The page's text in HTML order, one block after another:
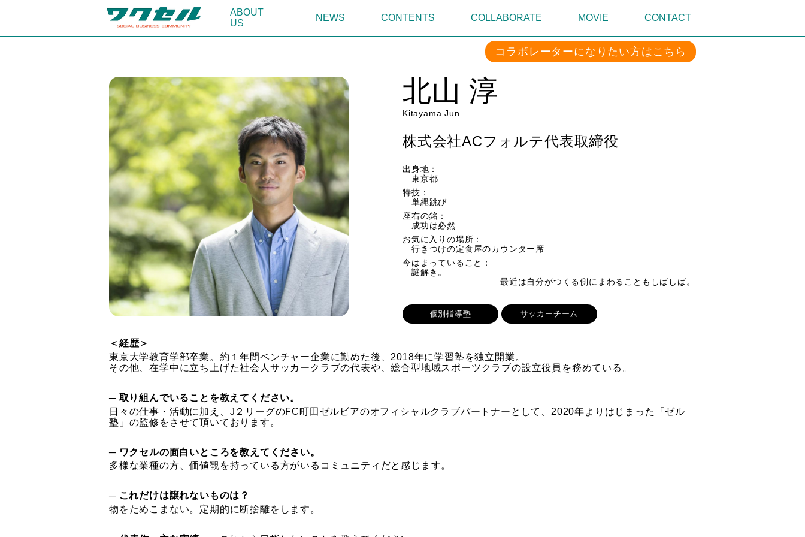
ABOUT
US
NEWS CONTENTS COLLABORATE MOVIE CONTACT
コラボレーターになりたい方はこちら
北山 淳
Kitayama Jun
株式会社ACフォルテ代表取締役
出身地：
東京都
特技：
単縄跳び
座右の銘：
成功は必然
お気に入りの場所：
行きつけの定食屋のカウンター席
今はまっていること：
謎解き。
最近は自分がつくる側にまわることもしばしば。
個別指導塾 サッカーチーム
＜経歴＞
東京大学教育学部卒業。約１年間ベンチャー企業に勤めた後、2018年に学習塾を独立開業。
その他、在学中に立ち上げた社会人サッカークラブの代表や、総合型地域スポーツクラブの設立役員を務めている。
─ 取り組んでいることを教えてください。
日々の仕事・活動に加え、J２リーグのFC町田ゼルビアのオフィシャルクラブパートナーとして、2020年よりはじまった「ゼル
塾」の監修をさせて頂いております。
─ ワクセルの面白いところを教えてください。
多様な業種の方、価値観を持っている方がいるコミュニティだと感じます。
─ これだけは譲れないものは？
物をためこまない。定期的に断捨離をします。